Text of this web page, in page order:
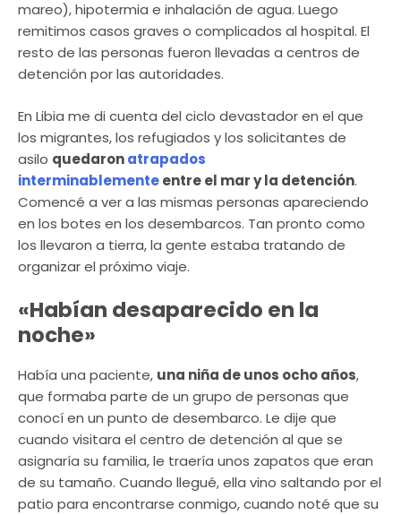
mareo), hipotermia e inhalación de agua. Luego
remitimos casos graves o complicados al hospital. El
resto de las personas fueron llevadas a centros de
detención por las autoridades.
En Libia me di cuenta del ciclo devastador en el que
los migrantes, los refugiados y los solicitantes de
asilo quedaronatrapados
interminablementeentre el mar y la detención.
Comencé a ver a las mismas personas apareciendo
en los botes en los desembarcos. Tan pronto como
los llevaron a tierra, la gente estaba tratando de
organizar el próximo viaje.
«Habían desaparecido en la
noche»
Había una paciente, una niña de unos ocho años,
que formaba parte de un grupo de personas que
conocí en un punto de desembarco. Le dije que
cuando visitara el centro de detención al que se
asignaría su familia, le traería unos zapatos que eran
de su tamaño. Cuando llegué, ella vino saltando por el
patio para encontrarse conmigo, cuando noté que su